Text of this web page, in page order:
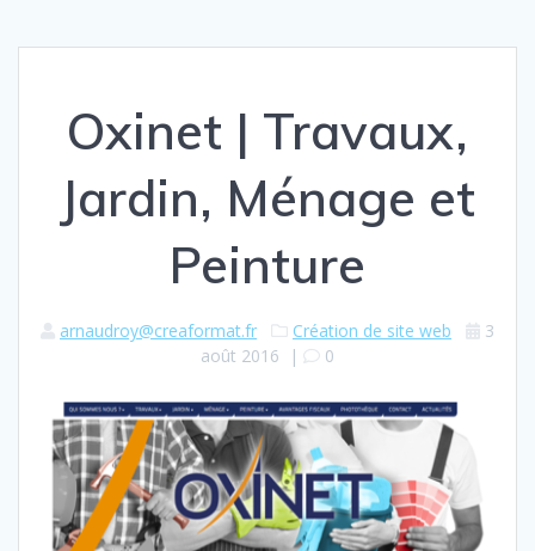
Oxinet | Travaux,
Jardin, Ménage et
Peinture
arnaudroy@creaformat.fr Création de site web
3
août 2016 | 0